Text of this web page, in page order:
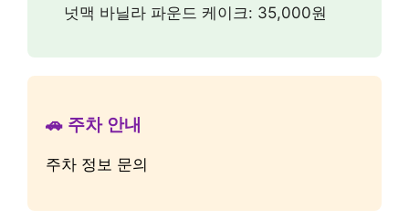
편의시설
레망도레 마들렌 선물 상자: 30,000원